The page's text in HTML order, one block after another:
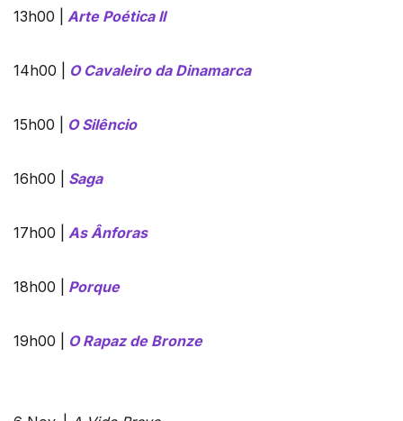
13h00 | Arte Poética II
14h00 | O Cavaleiro da Dinamarca
15h00 | O Silêncio
16h00 | Saga
17h00 | As Ânforas
18h00 | Porque
19h00 | O Rapaz de Bronze